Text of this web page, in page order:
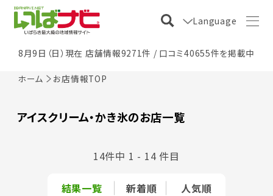
Language
8月9日（日）現在 店舗情報9271件 / 口コミ40655件を掲載中
ホーム お店情報TOP
アイスクリーム・かき氷のお店一覧
結果一覧 新着順 人気順
14件中 1 - 14 件目